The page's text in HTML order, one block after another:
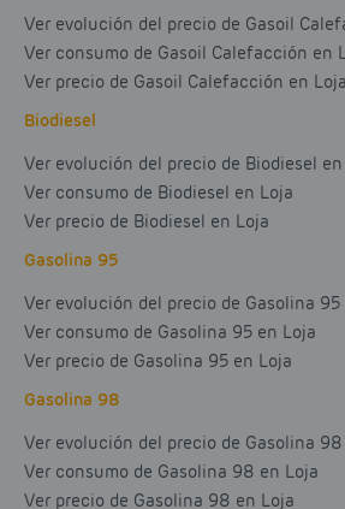
Ver evolución del precio de Gasoil
Ver consumo de Gasoil Calefacción en
Ver precio de Gasoil Calefacción en Loja
Biodiesel
Ver evolución del precio de Biodiesel
Ver consumo de Biodiesel en Loja
Ver precio de Biodiesel en Loja
Gasolina 95
Ver evolución del precio de Gasolina 95
Ver consumo de Gasolina 95 en Loja
Ver precio de Gasolina 95 en Loja
Gasolina 98
Ver evolución del precio de Gasolina
Ver consumo de Gasolina 98 en Loja
Ver precio de Gasolina 98 en Loja